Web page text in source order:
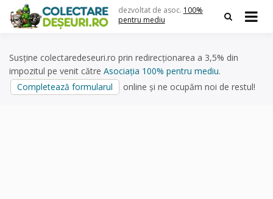
content
dezvoltat de asoc. 100%
pentru mediu
Susține colectaredeseuri.ro prin redirecționarea a 3,5% din
impozitul pe venit către Asociația 100% pentru mediu.
Completează formularul
online și ne ocupăm noi de restul!